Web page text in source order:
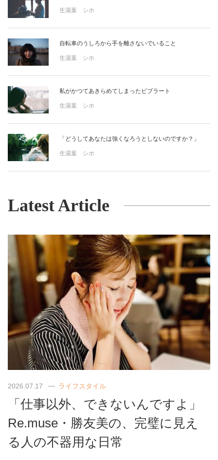
生湯葉 シホ
自転車のうしろから手を離さないでいること
生湯葉 シホ
私がかつてあきらめてしまったビブラート
生湯葉 シホ
「どうしてあなたは強くなろうとしないのですか？」
生湯葉 シホ
Latest Article
2026.07.17 ライフスタイル
「仕事以外、できないんですよ」
Re.muse・勝友美の、完璧に見え
る人の不器用な日常